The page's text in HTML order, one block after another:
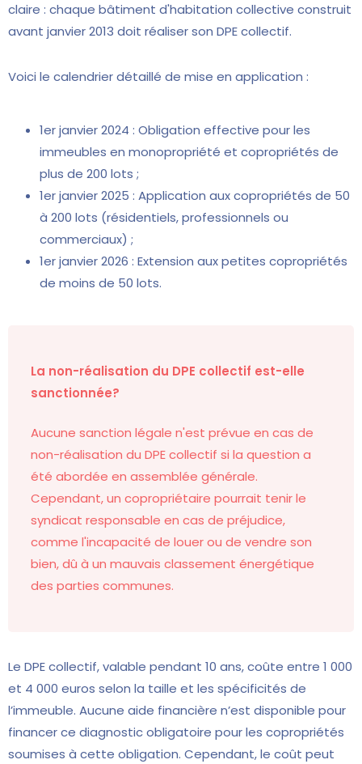
claire : chaque bâtiment d'habitation collective construit
avant janvier 2013 doit réaliser son DPE collectif.
Voici le calendrier détaillé de mise en application :
1er janvier 2024 : Obligation effective pour les
immeubles en monopropriété et copropriétés de
plus de 200 lots ;
1er janvier 2025 : Application aux copropriétés de 50
à 200 lots (résidentiels, professionnels ou
commerciaux) ;
1er janvier 2026 : Extension aux petites copropriétés
de moins de 50 lots.
La non-réalisation du DPE collectif est-elle
sanctionnée?
Aucune sanction légale n'est prévue en cas de
non-réalisation du DPE collectif si la question a
été abordée en assemblée générale.
Cependant, un copropriétaire pourrait tenir le
syndicat responsable en cas de préjudice,
comme l'incapacité de louer ou de vendre son
bien, dû à un mauvais classement énergétique
des parties communes.
Le DPE collectif, valable pendant 10 ans, coûte entre 1 000
et 4 000 euros selon la taille et les spécificités de
l’immeuble. Aucune aide financière n’est disponible pour
financer ce diagnostic obligatoire pour les copropriétés
soumises à cette obligation. Cependant, le coût peut